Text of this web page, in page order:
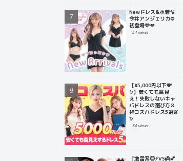
Newドレス&水着🫧
今井アンジェリカ©
初登場🫶💋
34 views
【¥5,000円以下💸
✨】安くても高見
え！失敗しないキャ
バドレスの選び方＆
神コスパドレス5選👗
✨
34 views
『地雷系😈⚡️VS👼💕